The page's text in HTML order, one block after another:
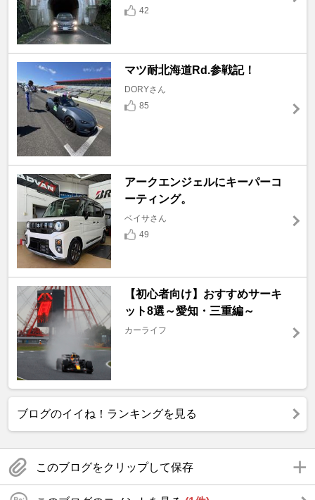
42
マツ耐北海道Rd.参戦記！
DORYさん
85
アークエンジェルにキーパーコ
ーティング。
ベイサさん
49
【初心者向け】おすすめサーキ
ット8選～愛知・三重編～
カーライフ
ブログのイイね！ランキングを見る
このブログをクリップして保存